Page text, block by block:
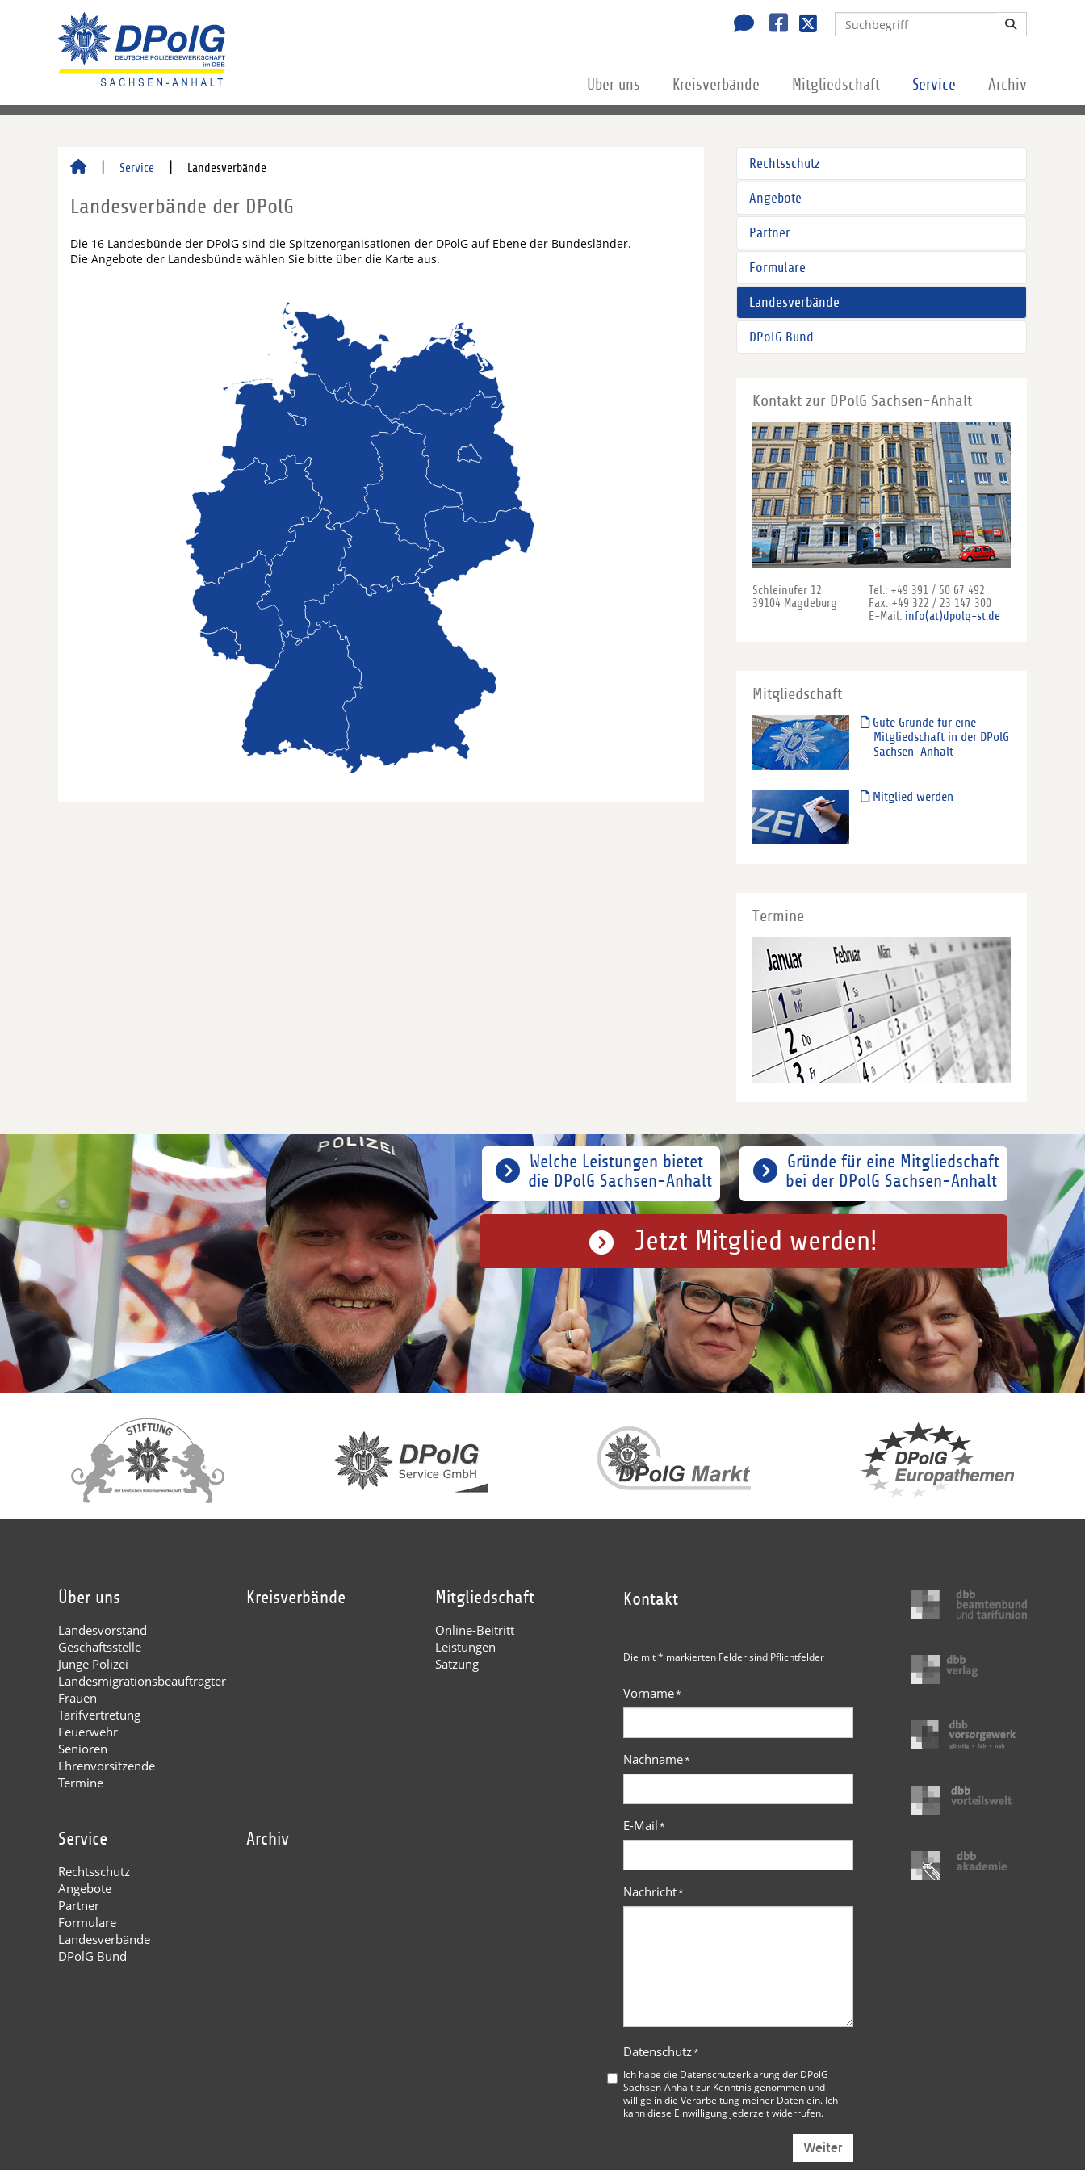
Über uns Kreisverbände Mitgliedschaft Service Archiv
Service Landesverbände
Landesverbände der DPolG
Die 16 Landesbünde der DPolG sind die Spitzenorganisationen der DPolG auf Ebene der Bundesländer.
Die Angebote der Landesbünde wählen Sie bitte über die Karte aus.
Rechtsschutz
Angebote
Partner
Formulare
Landesverbände
DPolG Bund
Kontakt zur DPolG Sachsen-Anhalt
Schleinufer 12
39104 Magdeburg
Tel.: +49 391 / 50 67 492
Fax: +49 322 / 23 147 300
E-Mail: info(at)dpolg-st.de
Mitgliedschaft
Gute Gründe für eine
Mitgliedschaft in der DPolG
Sachsen-Anhalt
Mitglied werden
Termine
Gründe für eine Mitgliedschaft
bei der DPolG Sachsen-Anhalt
Welche Leistungen bietet
die DPolG Sachsen-Anhalt
Jetzt Mitglied werden!
Über uns
Landesvorstand
Geschäftsstelle
Junge Polizei
Landesmigrationsbeauftragter
Frauen
Tarifvertretung
Feuerwehr
Senioren
Ehrenvorsitzende
Termine
Kreisverbände Mitgliedschaft
Online-Beitritt
Leistungen
Satzung
Service
Rechtsschutz
Angebote
Partner
Formulare
Landesverbände
DPolG Bund
Archiv
Kontakt
Die mit * markierten Felder sind Pflichtfelder
Vorname*
Nachname*
E-Mail*
Nachricht*
Datenschutz*
Ich habe die Datenschutzerklärung der DPolG
Sachsen-Anhaltzur Kenntnis genommen und
willige in die Verarbeitung meiner Daten ein. Ich
kann diese Einwilligung jederzeit widerrufen.
Weiter